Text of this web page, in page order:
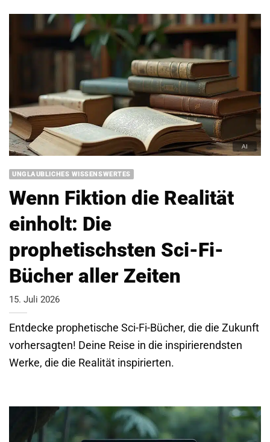
UNGLAUBLICHES WISSENSWERTES
Wenn Fiktion die Realität
einholt: Die
prophetischsten Sci-Fi-
Bücher aller Zeiten
15. Juli 2026
Entdecke prophetische Sci-Fi-Bücher, die die Zukunft
vorhersagten! Deine Reise in die inspirierendsten
Werke, die die Realität inspirierten.